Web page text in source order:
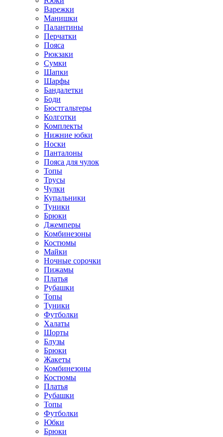
Варежки
Манишки
Палантины
Перчатки
Пояса
Рюкзаки
Сумки
Шапки
Шарфы
Бандалетки
Боди
Бюстгальтеры
Колготки
Комплекты
Нижние юбки
Носки
Панталоны
Поясa для чулок
Топы
Трусы
Чулки
Купальники
Туники
Брюки
Джемперы
Комбинезоны
Костюмы
Майки
Ночные сорочки
Пижамы
Платья
Рубашки
Топы
Туники
Футболки
Халаты
Шорты
Блузы
Брюки
Жакеты
Комбинезоны
Костюмы
Платья
Рубашки
Топы
Футболки
Юбки
Брюки